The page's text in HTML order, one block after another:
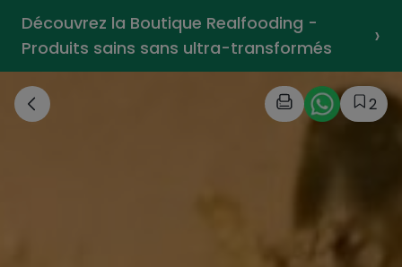
Découvrez la Boutique Realfooding -
Produits sains sans ultra-transformés
›
2